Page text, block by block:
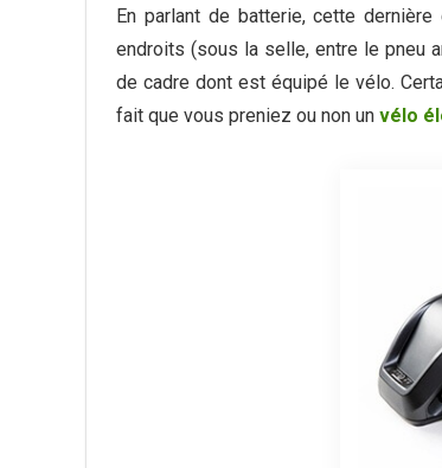
En parlant de batterie, cette
endroits (sous la selle, entre le pneu
de cadre dont est équipé le vélo.
fait que vous preniez ou non un vélo